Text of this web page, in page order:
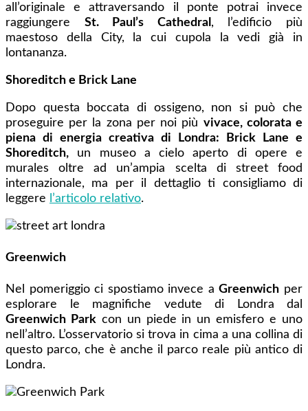
all’originale e attraversando il ponte potrai invece
raggiungere St. Paul’s Cathedral , l’edificio più
maestoso della City, la cui cupola la vedi già in
lontananza.
Shoreditch e Brick Lane
Dopo questa boccata di ossigeno, non si può che
proseguire per la zona per noi più vivace, colorata e
piena di energia creativa di Londra: Brick Lane e
Shoreditch, un museo a cielo aperto di opere e
murales oltre ad un’ampia scelta di street food
internazionale, ma per il dettaglio ti consigliamo di
leggere
l’articolo relativo.
Greenwich
Nel pomeriggio ci spostiamo invece aGreenwich per
esplorare le magnifiche vedute di Londra dal
Greenwich Parkcon un piede in un emisfero e uno
nell’altro. L’osservatorio si trova in cima a una collina di
questo parco, che è anche il parco reale più antico di
Londra.